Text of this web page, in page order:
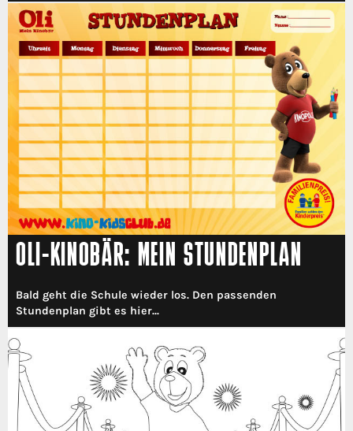
OLI-KINOBÄR: MEIN STUNDENPLAN
Bald geht die Schule wieder los. Den passenden
Stundenplan gibt es hier...